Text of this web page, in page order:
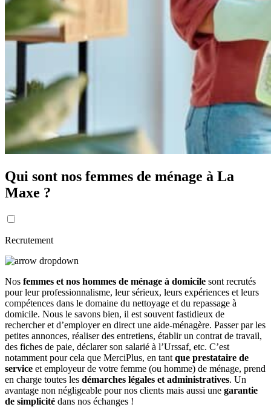
Qui sont nos femmes de ménage à La
Maxe ?
Recrutement
Nos femmes et nos hommes de ménage à domicile sont recrutés
pour leur professionnalisme, leur sérieux, leurs expériences et leurs
compétences dans le domaine du nettoyage et du repassage à
domicile. Nous le savons bien, il est souvent fastidieux de
rechercher et d’employer en direct une aide-ménagère. Passer par les
petites annonces, réaliser des entretiens, établir un contrat de travail,
des fiches de paie, déclarer son salarié à l’Urssaf, etc. C’est
notamment pour cela que MerciPlus, en tant que prestataire de
service et employeur de votre femme (ou homme) de ménage, prend
en charge toutes les démarches légales et administratives. Un
avantage non négligeable pour nos clients mais aussi une garantie
de simplicité dans nos échanges !